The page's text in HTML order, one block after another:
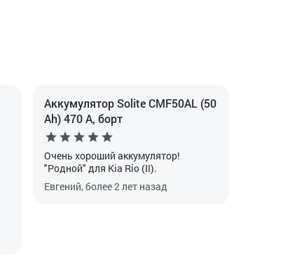
Аккумулятор Solite CMF50AL (50
Ah) 470 А, борт
Очень хороший аккумулятор!
"Родной" для Kia Rio (II).
Евгений, более 2 лет назад